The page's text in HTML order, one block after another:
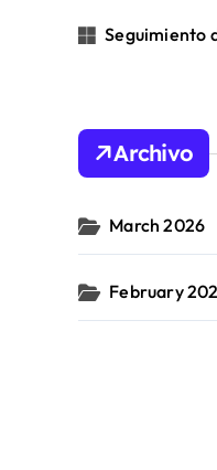
Seguimiento
Archivo
March 2026
February